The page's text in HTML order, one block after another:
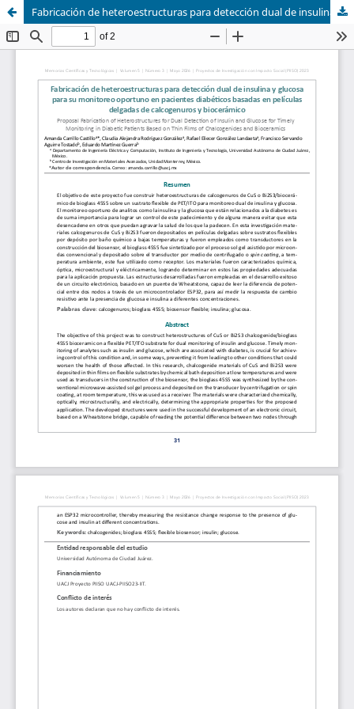
Fabricación de heteroestructuras para detección dual de insulina y glucosa para su monitoreo oportuno en pacientes diabéticos basadas en películas delgadas de calcogenuros y biocerámico